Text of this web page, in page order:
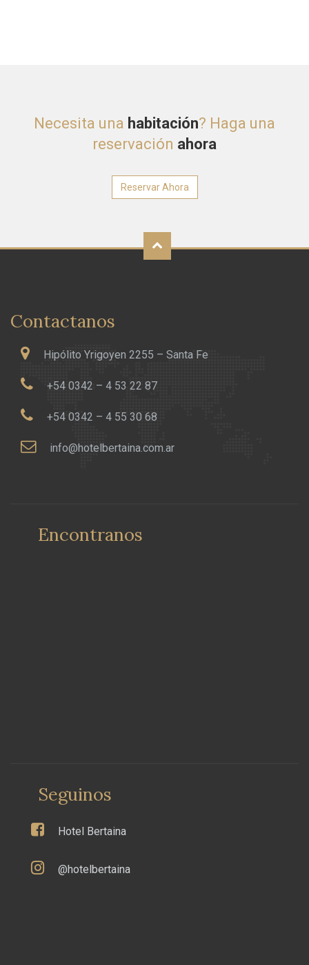
Necesita una habitación? Haga una
reservación ahora
Reservar Ahora
Contactanos
Hipólito Yrigoyen 2255 – Santa Fe
+54 0342 – 4 53 22 87
+54 0342 – 4 55 30 68
info@hotelbertaina.com.ar
Encontranos
Seguinos
Hotel Bertaina
@hotelbertaina